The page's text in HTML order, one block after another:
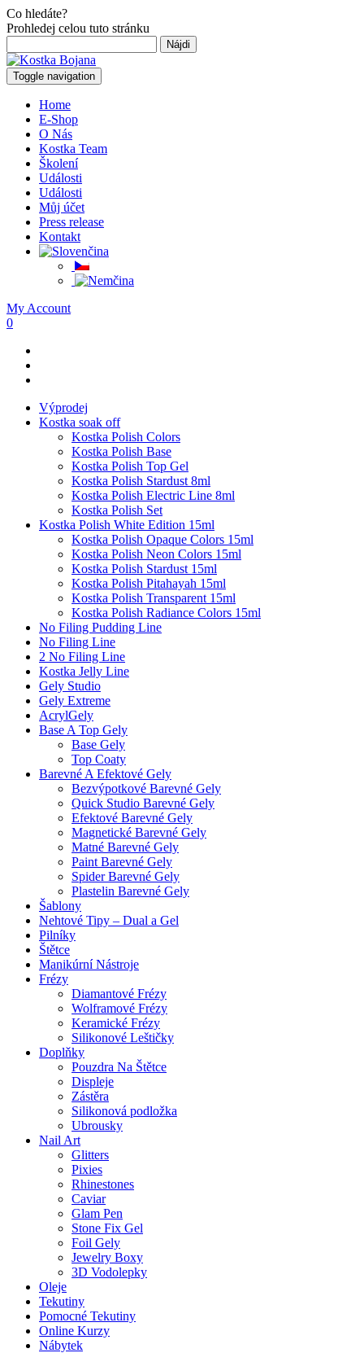
Co hledáte?
Prohledej celou tuto stránku
Toggle navigation
Home
E-Shop
O Nás
Kostka Team
Školení
Události
Události
Můj účet
Press release
Kontakt
My Account
0
Výprodej
Kostka soak off
Kostka Polish Colors
Kostka Polish Base
Kostka Polish Top Gel
Kostka Polish Stardust 8ml
Kostka Polish Electric Line 8ml
Kostka Polish Set
Kostka Polish White Edition 15ml
Kostka Polish Opaque Colors 15ml
Kostka Polish Neon Colors 15ml
Kostka Polish Stardust 15ml
Kostka Polish Pitahayah 15ml
Kostka Polish Transparent 15ml
Kostka Polish Radiance Colors 15ml
No Filing Pudding Line
No Filing Line
2 No Filing Line
Kostka Jelly Line
Gely Studio
Gely Extreme
AcrylGely
Base A Top Gely
Base Gely
Top Coaty
Barevné A Efektové Gely
Bezvýpotkové Barevné Gely
Quick Studio Barevné Gely
Efektové Barevné Gely
Magnetické Barevné Gely
Matné Barevné Gely
Paint Barevné Gely
Spider Barevné Gely
Plastelin Barevné Gely
Šablony
Nehtové Tipy – Dual a Gel
Pilníky
Štětce
Manikúrní Nástroje
Frézy
Diamantové Frézy
Wolframové Frézy
Keramické Frézy
Silikonové Leštičky
Doplňky
Pouzdra Na Štětce
Displeje
Zástěra
Silikonová podložka
Ubrousky
Nail Art
Glitters
Pixies
Rhinestones
Caviar
Glam Pen
Stone Fix Gel
Foil Gely
Jewelry Boxy
3D Vodolepky
Oleje
Tekutiny
Pomocné Tekutiny
Online Kurzy
Nábytek